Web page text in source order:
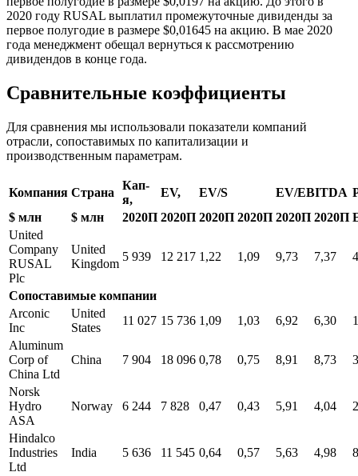
2020 году RUSAL выплатил промежуточные дивиденды за
первое полугодие в размере $0,01645 на акцию. В мае 2020
года менеджмент обещал вернуться к рассмотрению
дивидендов в конце года.
Сравнительные коэффициенты
Для сравнения мы использовали показатели компаний
отрасли, сопоставимых по капитализации и
производственным параметрам.
Компания Страна
Кап-
я,
EV, EV/S EV/EBITDA
$ млн
$ млн 2020П 2020П 2020П 2020П 2020П 2020П
United
Company
RUSAL
Plc
United
Kingdom
5 939 12 217 1,22 1,09 9,73 7,37
Сопоставимые компании
Arconic
Inc
United
States
11 027 15 736 1,09 1,03 6,92 6,30
Aluminum
Corp of
China Ltd
China 7 904 18 096 0,78 0,75 8,91 8,73
Norsk
Hydro
ASA
Norway 6 244 7 828 0,47 0,43 5,91 4,04
Hindalco
Industries
Ltd
India 5 636 11 545 0,64 0,57 5,63 4,98